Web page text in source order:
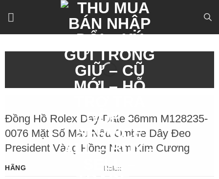
Đồng Hồ Rolex Day-Date 36mm M128235-
0076 Mặt Số Màu Nâu Ombre Dây Đeo
President Vàng Hồng Nạm Kim Cương
HÃNG
Rolex